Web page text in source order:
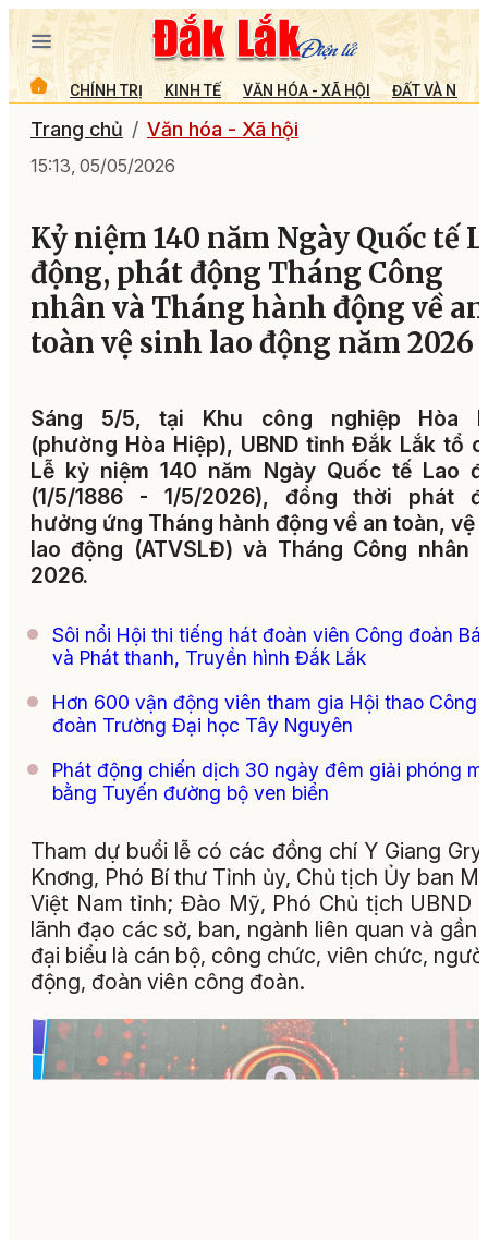
CHÍNH TRỊ KINH TẾ VĂN HÓA - XÃ HỘI ĐẤT VÀ
Trang chủ Văn hóa - Xã hội
15:13, 05/05/2026
Kỷ niệm 140 năm Ngày Quốc tế
động, phát động Tháng Công
nhân và Tháng hành động về an
toàn vệ sinh lao động năm 2026
Sáng 5/5, tại Khu công nghiệp Hòa
(phường Hòa Hiệp), UBND tỉnh Đắk Lắk tổ
Lễ kỷ niệm 140 năm Ngày Quốc tế Lao
(1/5/1886 - 1/5/2026), đồng thời phát
hưởng ứng Tháng hành động về an toàn, vệ
lao động (ATVSLĐ) và Tháng Công nhân
2026.
Sôi nổi Hội thi tiếng hát đoàn viên Công đoàn
và Phát thanh, Truyền hình Đắk Lắk
Hơn 600 vận động viên tham gia Hội thao Công
đoàn Trường Đại học Tây Nguyên
Phát động chiến dịch 30 ngày đêm giải phóng
bằng Tuyến đường bộ ven biển
Tham dự buổi lễ có các đồng chí Y Giang
Knơng, Phó Bí thư Tỉnh ủy, Chủ tịch Ủy ban
Việt Nam tỉnh; Đào Mỹ, Phó Chủ tịch UBND
lãnh đạo các sở, ban, ngành liên quan và gần
đại biểu là cán bộ, công chức, viên chức,
động, đoàn viên công đoàn.